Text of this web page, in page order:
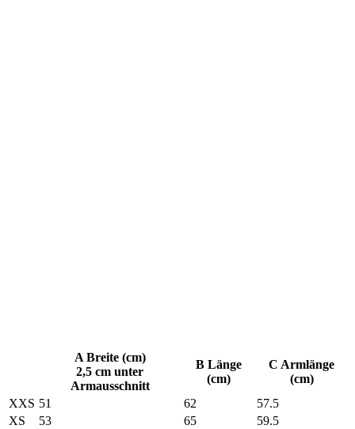
A Breite (cm)
2,5 cm unter
Armausschnitt
B Länge
(cm)
C Armlänge
(cm)
XXS 51 62
57.5
XS
53 65
59.5